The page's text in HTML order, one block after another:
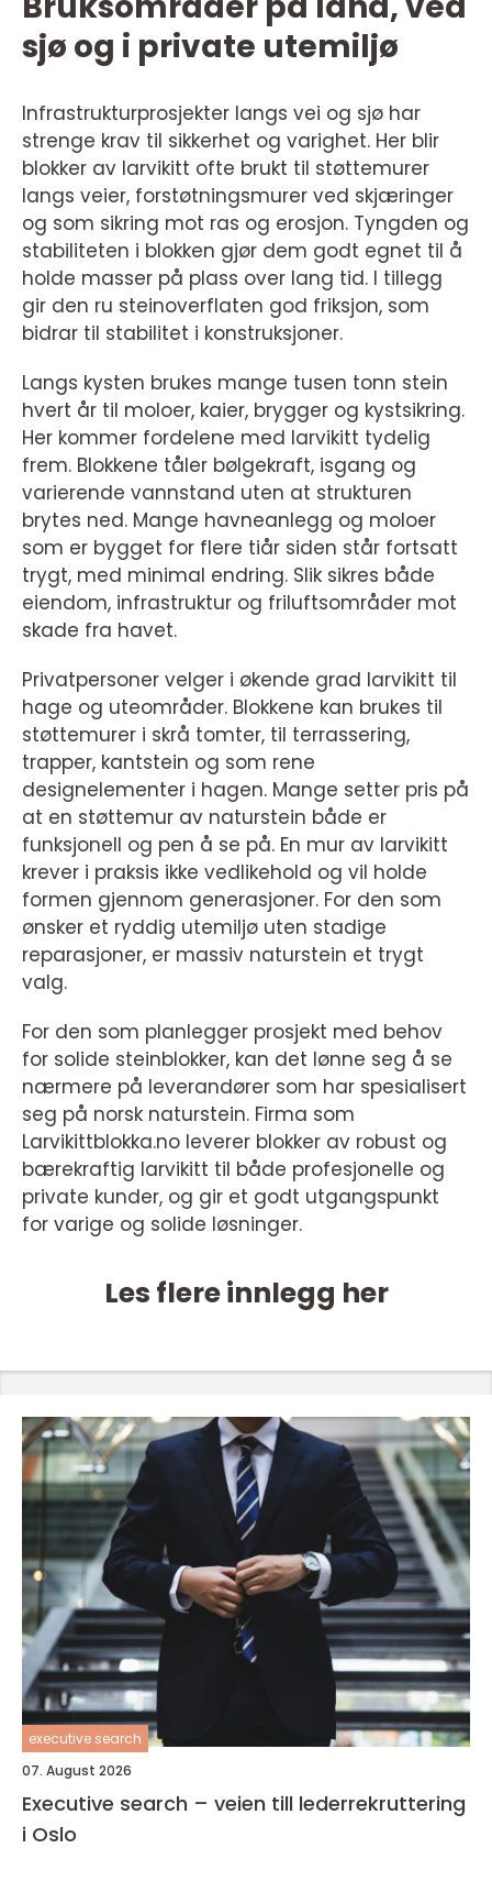
sjø og i private utemiljø
Infrastrukturprosjekter langs vei og sjø har
strenge krav til sikkerhet og varighet. Her blir
blokker av larvikitt ofte brukt til støttemurer
langs veier, forstøtningsmurer ved skjæringer
og som sikring mot ras og erosjon. Tyngden og
stabiliteten i blokken gjør dem godt egnet til å
holde masser på plass over lang tid. I tillegg
gir den ru steinoverflaten god friksjon, som
bidrar til stabilitet i konstruksjoner.
Langs kysten brukes mange tusen tonn stein
hvert år til moloer, kaier, brygger og kystsikring.
Her kommer fordelene med larvikitt tydelig
frem. Blokkene tåler bølgekraft, isgang og
varierende vannstand uten at strukturen
brytes ned. Mange havneanlegg og moloer
som er bygget for flere tiår siden står fortsatt
trygt, med minimal endring. Slik sikres både
eiendom, infrastruktur og friluftsområder mot
skade fra havet.
Privatpersoner velger i økende grad larvikitt til
hage og uteområder. Blokkene kan brukes til
støttemurer i skrå tomter, til terrassering,
trapper, kantstein og som rene
designelementer i hagen. Mange setter pris på
at en støttemur av naturstein både er
funksjonell og pen å se på. En mur av larvikitt
krever i praksis ikke vedlikehold og vil holde
formen gjennom generasjoner. For den som
ønsker et ryddig utemiljø uten stadige
reparasjoner, er massiv naturstein et trygt
valg.
For den som planlegger prosjekt med behov
for solide steinblokker, kan det lønne seg å se
nærmere på leverandører som har spesialisert
seg på norsk naturstein. Firma som
Larvikittblokka.no leverer blokker av robust og
bærekraftig larvikitt til både profesjonelle og
private kunder, og gir et godt utgangspunkt
for varige og solide løsninger.
Les flere innlegg her
executive search
07. August 2026
Executive search – veien till lederrekruttering
i Oslo